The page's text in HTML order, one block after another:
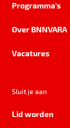
Programma's
Over BNNVARA
Vacatures
Sluit je aan
Lid worden